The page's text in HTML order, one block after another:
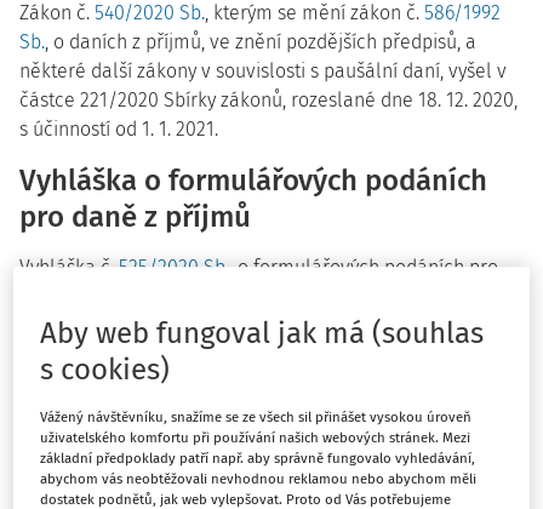
Zákon č. 540/2020 Sb., kterým se mění zákon č. 586/1992
Sb., o daních z příjmů, ve znění pozdějších předpisů, a
některé další zákony v souvislosti s paušální daní, vyšel v
částce 221/2020 Sbírky zákonů, rozeslané dne 18. 12. 2020,
s účinností od 1. 1. 2021.
Vyhláška o formulářových podáních
pro daně z příjmů
Vyhláška č. 525/2020 Sb. , o formulářových podáních pro
rozeslané dne 17. 12. 2020, s účinností od 1. 1. 2021.
Nařízení vlády o úpravě náhrady za
ztrátu na výdělku
Nařízení vlády č.517/2020 Sb., o úpravě náhrady za ztrátu
na výdělku po skončení pracovní neschopnosti vzniklé
Aby web fungoval jak má (souhlas
s cookies)
Vážený návštěvníku, snažíme se ze všech sil přinášet vysokou úroveň
uživatelského komfortu při používání našich webových stránek. Mezi
základní předpoklady patří např. aby správně fungovalo vyhledávání,
abychom vás neobtěžovali nevhodnou reklamou nebo abychom měli
dostatek podnětů, jak web vylepšovat. Proto od Vás potřebujeme